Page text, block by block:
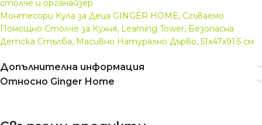
столче и органайзер
Монтесори Кула за Деца GINGER HOME, Сгъваемо
Помощно Столче за Кухня, Learning Tower, Безопасна
Детска Стълба, Масивно Натурално Дърво, 51x47x91.5 см
Допълнителна информация
Относно Ginger Home